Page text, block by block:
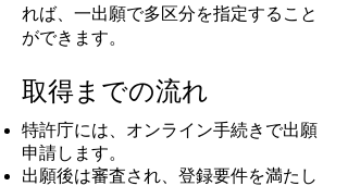
れば、一出願で多区分を指定すること
ができます。
取得までの流れ
特許庁には、オンライン手続きで出願
申請します。
出願後は審査され、登録要件を満たし